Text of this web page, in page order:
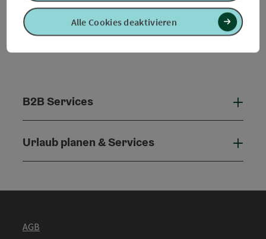
B2B Services
Urlaub planen & Services
AGB
Alle Cookies deaktivieren